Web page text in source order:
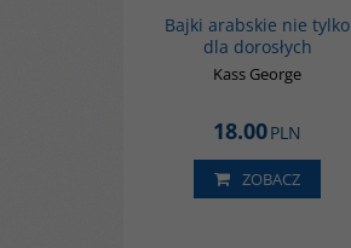
Bajki arabskie nie tylko
dla dorosłych
Kass George
18.00PLN
ZOBACZ